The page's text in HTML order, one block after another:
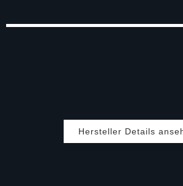
Hersteller Details